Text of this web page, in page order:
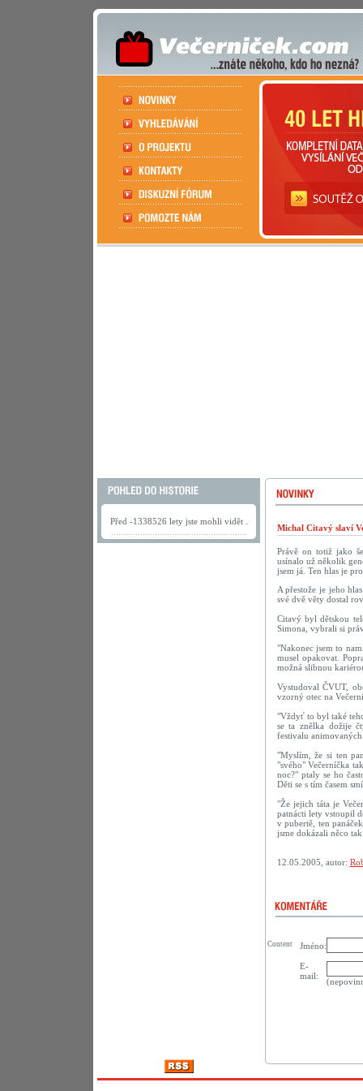
Před -1338526 lety jste mohli vidět .
Michal Citavý slaví
Právě on totiž jako
usínalo už několik
jsem já. Ten hlas je
A přestože je jeho
své dvě věty dostal
Citavý byl dětskou
Simona, vybrali si
"Nakonec jsem to
musel opakovat.
možná slibnou
Vystudoval ČVUT,
vzorný otec na
"Vždyť to byl také
se ta znělka dožije
festivalu
"Myslím, že si ten
"svého" Večerníčka
noc?" ptaly se ho
Děti se s tím časem
"Že jejich táta je
patnácti lety vstoupil
v pubertě, ten
jsme dokázali něco
12.05.2005, autor:
Jméno:
E-
mail:
Content